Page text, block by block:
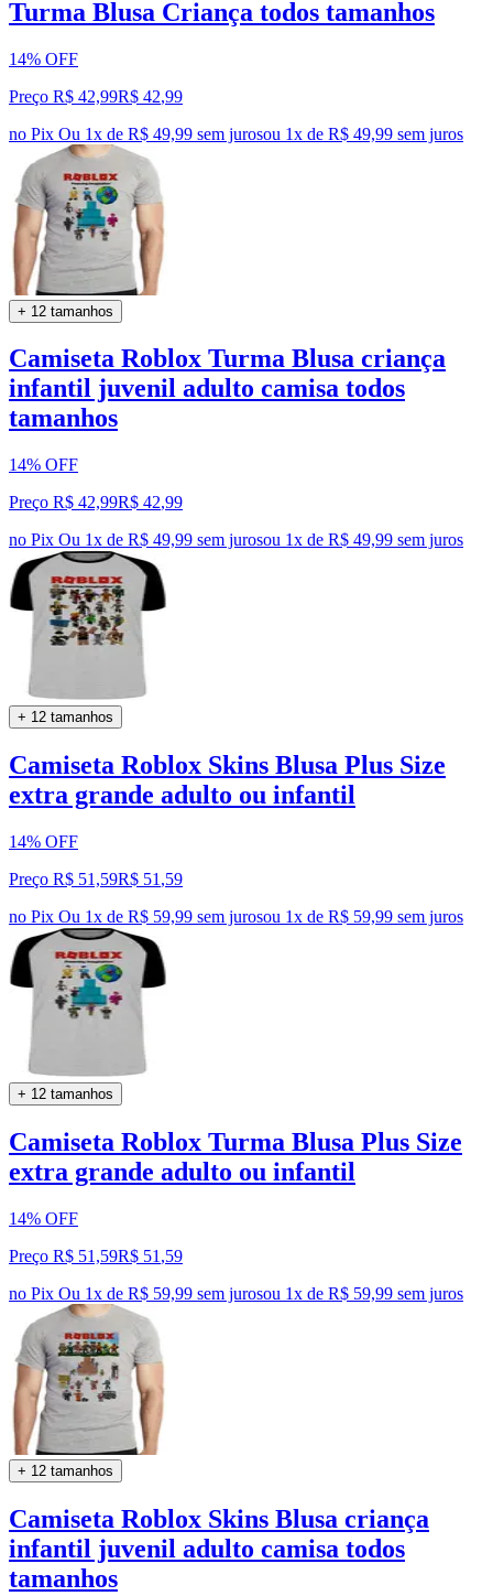
Turma Blusa Criança todos tamanhos
14% OFF
Preço R$ 42,99R$ 42,99
no Pix Ou 1x de R$ 49,99 sem jurosou 1x de R$ 49,99 sem juros
+ 12 tamanhos
Camiseta Roblox Turma Blusa criança
infantil juvenil adulto camisa todos
tamanhos
14% OFF
Preço R$ 42,99R$ 42,99
no Pix Ou 1x de R$ 49,99 sem jurosou 1x de R$ 49,99 sem juros
+ 12 tamanhos
Camiseta Roblox Skins Blusa Plus Size
extra grande adulto ou infantil
14% OFF
Preço R$ 51,59R$ 51 ,59
no Pix Ou 1x de R$ 59,99 sem jurosou 1x de R$ 59,99 sem juros
+ 12 tamanhos
Camiseta Roblox Turma Blusa Plus Size
extra grande adulto ou infantil
14% OFF
Preço R$ 51,59R$ 51 ,59
no Pix Ou 1x de R$ 59,99 sem jurosou 1x de R$ 59,99 sem juros
+ 12 tamanhos
Camiseta Roblox Skins Blusa criança
infantil juvenil adulto camisa todos
tamanhos